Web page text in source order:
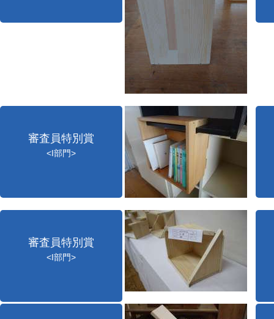
審査員特別賞
<I部門>
審査員特別賞
<I部門>